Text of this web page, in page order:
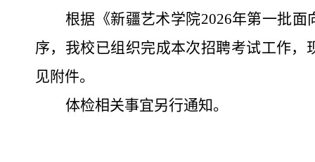
根据《新疆艺术学院2026年第一批面
序，我校已组织完成本次招聘考试工作，
见附件。
体检相关事宜另行通知。